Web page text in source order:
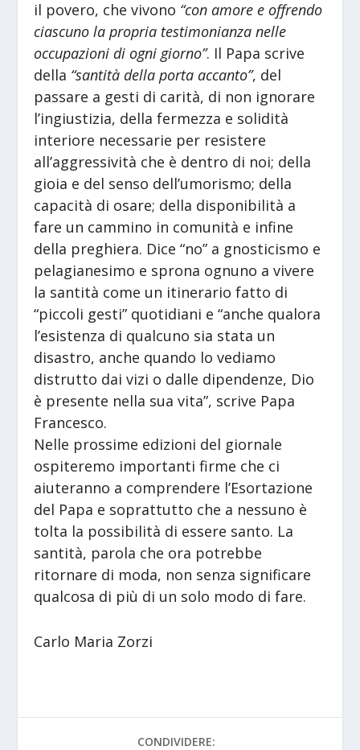
il povero, che vivono “con amore e offrendo
ciascuno la propria testimonianza nelle
occupazioni di ogni giorno”. Il Papa scrive
della “santità della porta accanto”, del
passare a gesti di carità, di non ignorare
l’ingiustizia, della fermezza e solidità
interiore necessarie per resistere
all’aggressività che è dentro di noi; della
gioia e del senso dell’umorismo; della
capacità di osare; della disponibilità a
fare un cammino in comunità e infine
della preghiera. Dice “no” a gnosticismo e
pelagianesimo e sprona ognuno a vivere
la santità come un itinerario fatto di
“piccoli gesti” quotidiani e “anche qualora
l’esistenza di qualcuno sia stata un
disastro, anche quando lo vediamo
distrutto dai vizi o dalle dipendenze, Dio
è presente nella sua vita”, scrive Papa
Francesco.
Nelle prossime edizioni del giornale
ospiteremo importanti firme che ci
aiuteranno a comprendere l’Esortazione
del Papa e soprattutto che a nessuno è
tolta la possibilità di essere santo. La
santità, parola che ora potrebbe
ritornare di moda, non senza significare
qualcosa di più di un solo modo di fare.
Carlo Maria Zorzi
CONDIVIDERE: